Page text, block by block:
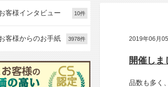
2019年06月
品数も多く
客様インタビュー 10件
客様からのお手紙 3978件